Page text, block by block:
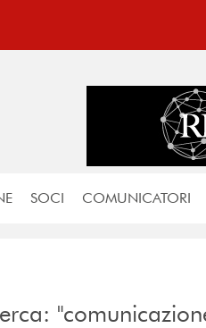
SOCI COMUNICATORI